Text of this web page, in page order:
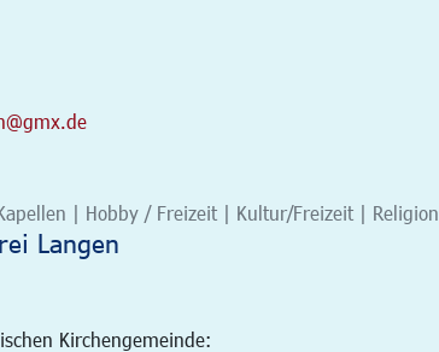
| Hobby / Freizeit | Kultur/Freizeit | Religion
Langen
Kirchengemeinde: